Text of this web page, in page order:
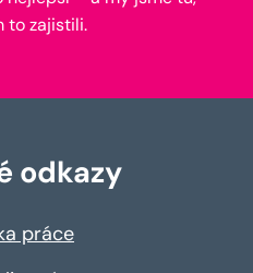
to zajistili.
odkazy
práce